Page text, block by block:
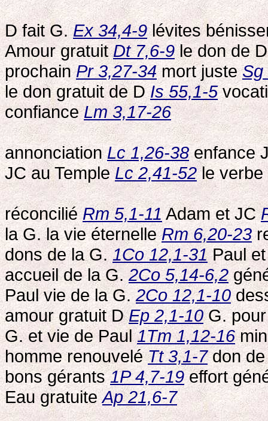
D fait G.Ex 34,4-9lévites
Amour gratuitDt 7,6-9le don de
prochainPr 3,27-34mort justeSg
le don gratuit de DIs 55,1-5
confianceLm 3,17-26
annonciationLc 1,26-38enfance
JC au TempleLc 2,41-52le verbe
réconciliéRm 5,1-11Adam et JC
la G. la vie éternelleRm 6,20-23
dons de la G.1Co 12,1-31Paul
accueil de la G. 2Co 5,14-6,2
Paul vie de la G. 2Co 12,1-10
amour gratuit DEp 2,1-10G.
G. et vie de Paul1Tm 1,12-16
homme renouveléTt 3,1-7don
bons gérants1P 4,7-19effort
Eau gratuiteAp 21,6-7